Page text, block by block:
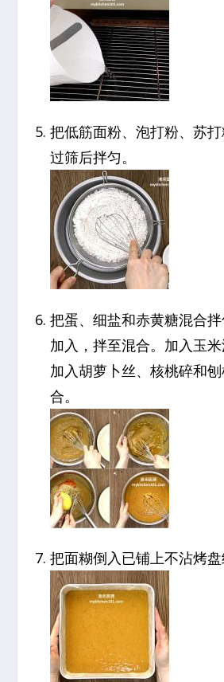
把低筋面粉、泡打粉、苏
过筛后拌匀。
把蛋、细盐和赤黄糖混合
加入，拌至混合。加入玉米
加入胡萝卜丝、核桃碎和
合。
把面糊倒入已铺上不沾烤盘